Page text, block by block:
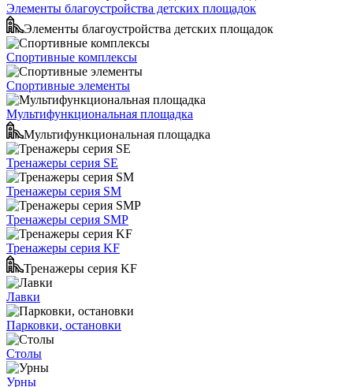
Элементы благоустройства детских площадок
Элементы благоустройства детских площадок
Спортивные комплексы
Спортивные элементы
Мультифункциональная площадка
Мультифункциональная площадка
Тренажеры серия SE
Тренажеры серия SM
Тренажеры серия SMP
Тренажеры серия KF
Тренажеры серия KF
Лавки
Парковки, остановки
Столы
Урны